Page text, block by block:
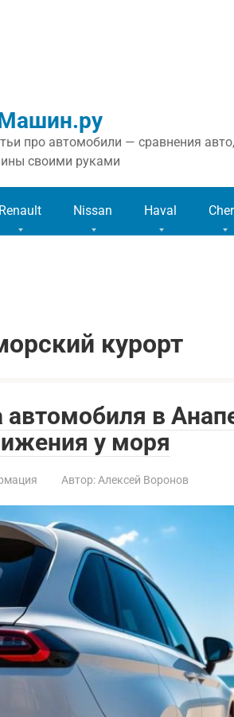
про автомобили — сравнения
своими руками
Renault Nissan Haval
курорт
автомобиля в
у моря
Автор: Алексей Воронов